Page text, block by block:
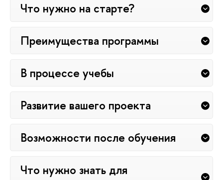
Что нужно на старте?
Преимущества программы
В процессе учебы
Развитие вашего проекта
Возможности после обучения
Что нужно знать для